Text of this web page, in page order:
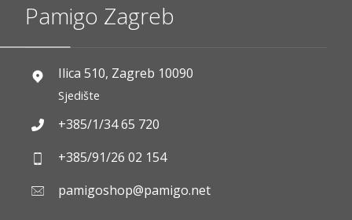
Pamigo Zagreb
Ilica 510, Zagreb 10090
Sjedište
+385/1/34 65 720
+385/91/26 02 154
pamigoshop@pamigo.net